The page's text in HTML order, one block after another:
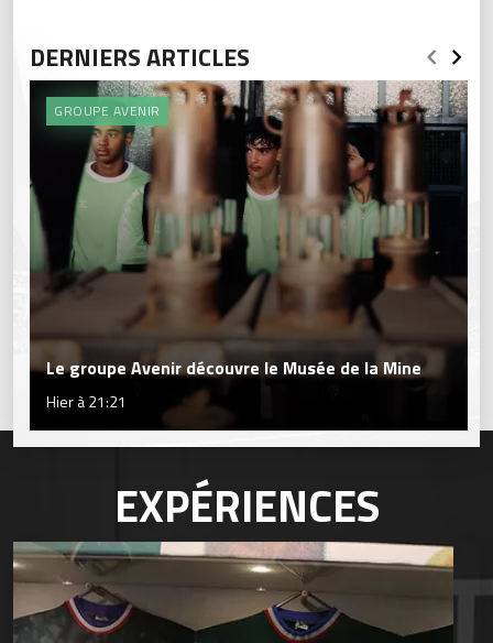
DERNIERS ARTICLES
GROUPE AVENIR
Le groupe Avenir découvre le Musée de la Mine
Hier à 21:21
EXPÉRIENCES